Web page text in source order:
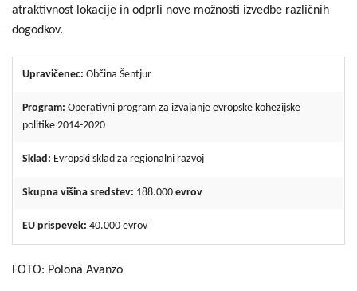
atraktivnost lokacije in odprli nove možnosti izvedbe različnih
dogodkov.
Upravičenec: Občina Šentjur
Program: Operativni program za izvajanje evropske kohezijske
politike 2014-2020
Sklad: Evropski sklad za regionalni razvoj
Skupna višina sredstev: 188.000 evrov
EU prispevek: 40.000 evrov
FOTO: Polona Avanzo